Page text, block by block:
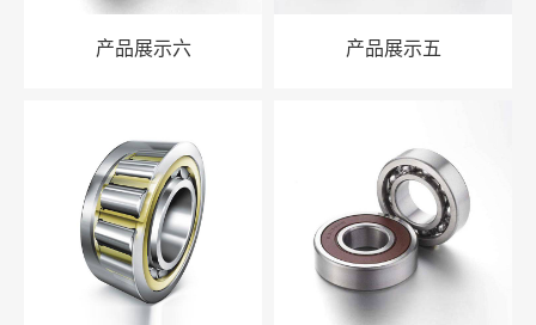
产品展示六 产品展示五